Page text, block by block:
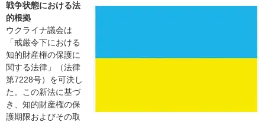
CONTACT
戦争状態における法
的根拠
ウクライナ議会は
「戒厳令下における
知的財産権の保護に
関する法律」（法律
第7228号）を可決し
た。この新法に基づ
き、知的財産権の保
護期限およびその取